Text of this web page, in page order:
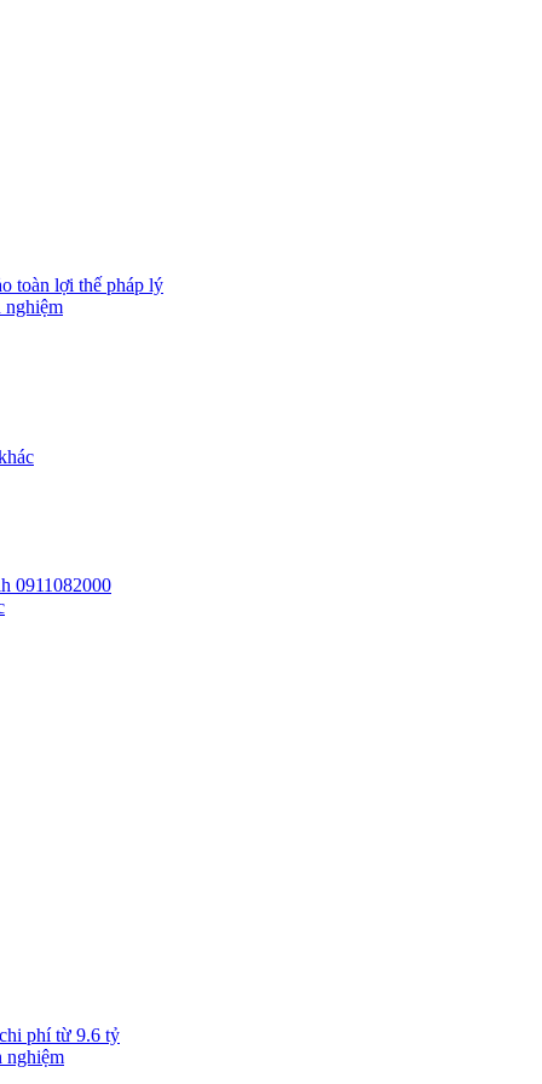
toàn lợi thế pháp lý
nghiệm
0911082000
phí từ 9.6 tỷ
nghiệm